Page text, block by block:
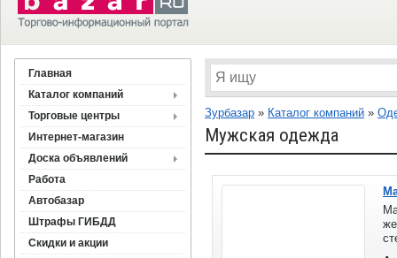
Главная
Каталог компаний
Торговые центры
Интернет-магазин
Доска объявлений
Работа
Автобазар
Штрафы ГИБДД
Скидки и акции
Зурбазар » Каталог компаний »
Мужская одежда